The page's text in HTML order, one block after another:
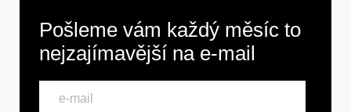
Pošleme vám každý měsíc to
nejzajímavější na e-mail